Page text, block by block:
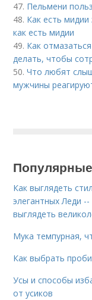
47. Пельмени
48. Как есть
как есть мидии
49. Как
делать, чтобы
50.Что любят
мужчины
Как выглядеть
элегантных Леди
выглядеть
Мука темпурная,
Как выбрать
Усы и способы
от усиков